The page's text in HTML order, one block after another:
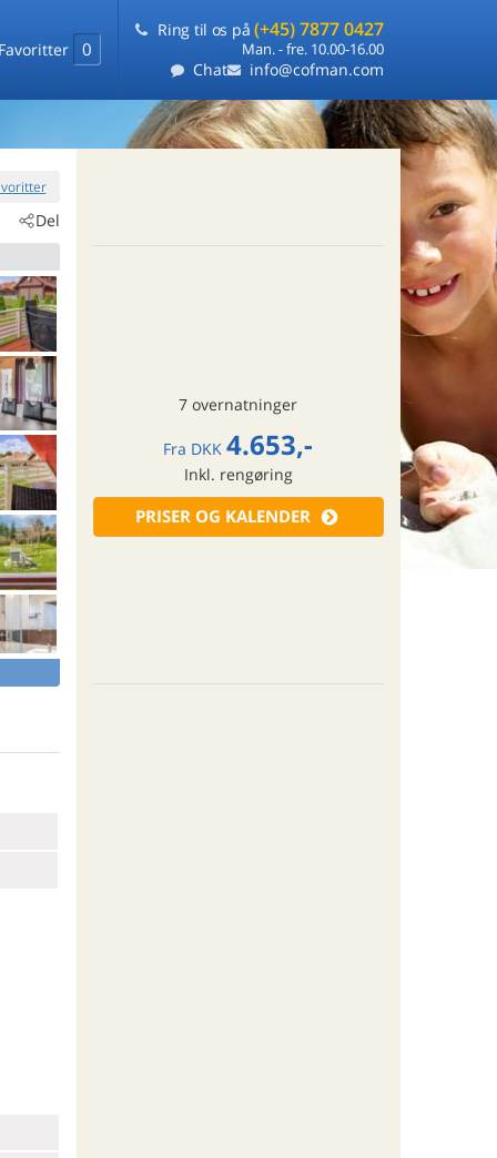
Favoritter 0
Ring til os på (+45) 7877 0427
Man. - fre. 10.00-16.00
Chat info@cofman.com
Del
7 overnatninger
Fra DKK 4.653,-
Inkl. rengøring
PRISER OG KALENDER